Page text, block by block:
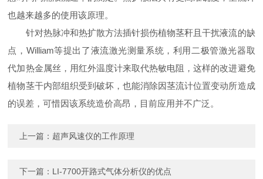
也越来越多的使用该原理。
针对热脉冲和热扩散方法插针损伤植物茎秆且干扰液流的缺
点，William等提出了液流激光测量系统，利用二极管激光器取
代加热金属丝，用红外温度计来取代热敏电阻，这样的改进避免
植物茎干内部组织受到破坏，也能消除因茎流计位置变动所造成
的误差，可惜因该系统造价高昂，目前应用并不广泛。
上一篇： 超声风速仪的工作原理
下一篇： LI-7700开路式气体分析仪的优点